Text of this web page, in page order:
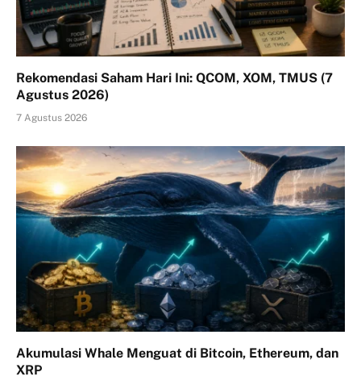
Rekomendasi Saham Hari Ini: QCOM, XOM, TMUS (7
Agustus 2026)
7 Agustus 2026
Akumulasi Whale Menguat di Bitcoin, Ethereum, dan
XRP